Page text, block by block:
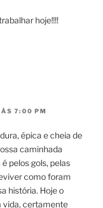
hoje!!!!
7:00 PM
épica e cheia de
caminhada
pelos gols, pelas
como foram
história. Hoje o
vida, certamente